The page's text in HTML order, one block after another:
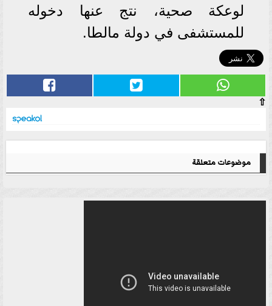
لوعكة صحية، نتج عنها دخوله
للمستشفى في دولة مالطا.
⇧
موضوعات متعلقة